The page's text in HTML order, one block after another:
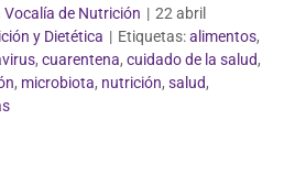
de Nutrición | 22 abril
y Dietética | Etiquetas:alimentos,
, cuarentena, cuidado de la salud,
, microbiota, nutrición, salud,
y Dietética